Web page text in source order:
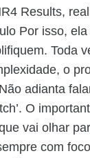
Results,
Por isso,
Toda
o
adianta
O
vai olhar
com